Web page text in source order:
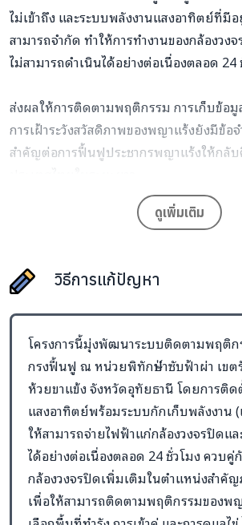
ไม่เข้าถึง และระบบพลังงานแสงอาทิตย์ที่มี
สามารถจำกัด ทำให้การทำงานของกล้องวง
ไม่สามารถดำเนินได้อย่างต่อเนื่องตลอด 24
ส่งผลให้การติดตามพฤติกรรม การเก็บข้อมู
การเฝ้าระวังสวัสดิภาพของพญาแร้งยังมีข้อ
สำคัญต่อการฟื้นฟูประชากรพญาแร้งให้กลั
ดูเพิ่มเติม
วิธีการแก้ปัญหา
โครงการนี้มุ่งพัฒนาระบบติดตามพฤติ
กรงฟื้นฟู ณ หน่วยพิทักษ์ป่าซับฟ้าผ่า เขต
ห้วยขาแข้ง จังหวัดอุทัยธานี โดยการติ
แสงอาทิตย์พร้อมระบบกักเก็บพลังงาน
ให้สามารถจ่ายไฟฟ้าแก่กล้องวงจรปิดแ
ได้อย่างต่อเนื่องตลอด 24 ชั่วโมง ควบ
กล้องวงจรปิดเพิ่มเติมในตำแหน่งสำคั
เพื่อให้สามารถติดตามพฤติกรรมของพญ